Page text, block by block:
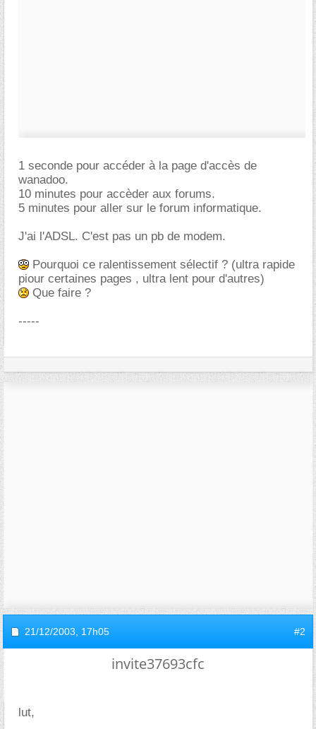
1 seconde pour accéder à la page d'accès de
wanadoo.
10 minutes pour accèder aux forums.
5 minutes pour aller sur le forum informatique.
J'ai l'ADSL. C'est pas un pb de modem.
Pourquoi ce ralentissement sélectif ? (ultra rapide
piour certaines pages , ultra lent pour d'autres)
Que faire ?
-----
21/12/2003, 17h05 #2
invite37693cfc
lut,